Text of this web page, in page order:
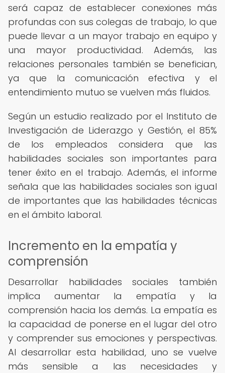
será capaz de establecer conexiones más
profundas con sus colegas de trabajo, lo que
puede llevar a un mayor trabajo en equipo y
una mayor productividad. Además, las
relaciones personales también se benefician,
ya que la comunicación efectiva y el
entendimiento mutuo se vuelven más fluidos.
Según un estudio realizado por el Instituto de
Investigación de Liderazgo y Gestión, el 85%
de los empleados considera que las
habilidades sociales son importantes para
tener éxito en el trabajo. Además, el informe
señala que las habilidades sociales son igual
de importantes que las habilidades técnicas
en el ámbito laboral.
Incremento en la empatía y
comprensión
Desarrollar habilidades sociales también
implica aumentar la empatía y la
comprensión hacia los demás. La empatía es
la capacidad de ponerse en el lugar del otro
y comprender sus emociones y perspectivas.
Al desarrollar esta habilidad, uno se vuelve
más sensible a las necesidades y